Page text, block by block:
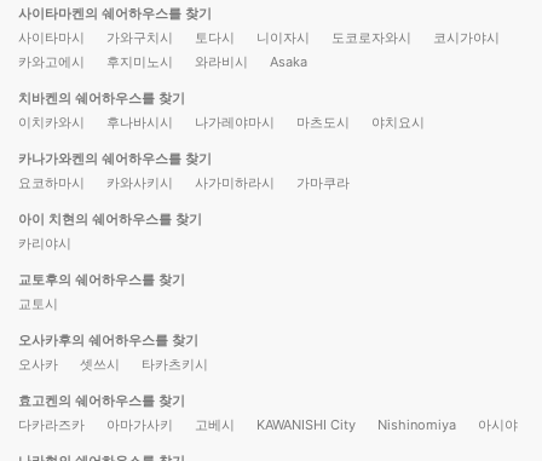
사이타마켄의 쉐어하우스를 찾기
사이타마시
가와구치시 토다시 니이자시 도코로자와시
코시가야시
카와고에시
후지미노시 와라비시 Asaka
치바켄의 쉐어하우스를 찾기
이치카와시
후나바시시 나가레야마시 마츠도시 야치요시
카나가와켄의 쉐어하우스를 찾기
요코하마시
카와사키시 사가미하라시 가마쿠라
아이 치현의 쉐어하우스를 찾기
카리야시
교토후의 쉐어하우스를 찾기
교토시
오사카후의 쉐어하우스를 찾기
오사카
셋쓰시 타카츠키시
효고켄의 쉐어하우스를 찾기
다카라즈카
아마가사키 고베시 KAWANISHI City Nishinomiya 아시야